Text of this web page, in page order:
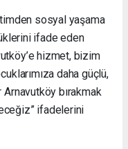
sosyal yaşama
ifade eden
hizmet, bizim
daha güçlü,
bırakmak
ifadelerini